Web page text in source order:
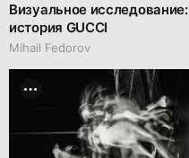
Визуальное исследование:
история GUCCI
Mihail Fedorov